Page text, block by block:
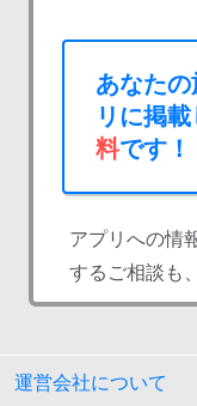
あなた
リに掲
料です！
アプリへの情
するご相談も
運営会社について